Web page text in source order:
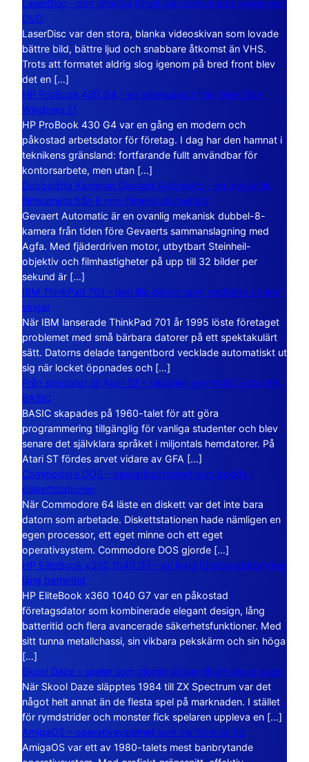
LaserDisc – den jättelika filmskivan som visade vägen mot
DVD
LaserDisc var den stora, blanka videoskivan som lovade
bättre bild, bättre ljud och snabbare åtkomst än VHS.
Trots att formatet aldrig slog igenom på bred front blev
det en […]
HP ProBook 430 G4 – en arbetsdator från tiden före
Windows 11
HP ProBook 430 G4 var en gång en modern och
påkostad arbetsdator för företag. I dag har den hamnat i
teknikens gränsland: fortfarande fullt användbar för
kontorsarbete, men utan […]
Dubbelåtta Kameran Gevaert Automatic – en mekanisk
filmkamera från 8 mm-filmens storhetstid
Gevaert Automatic är en ovanlig mekanisk dubbel-8-
kamera från tiden före Gevaerts sammanslagning med
Agfa. Med fjäderdriven motor, utbytbart Steinheil-
objektiv och filmhastigheter på upp till 32 bilder per
sekund är […]
IBM ThinkPad 701 – den lilla datorn som vecklade ut sina
vingar
När IBM lanserade ThinkPad 701 år 1995 löste företaget
problemet med små bärbara datorer på ett spektakulärt
sätt. Datorns delade tangentbord vecklade automatiskt ut
sig när locket öppnades och […]
Från stordator till Atari ST – historien om BASIC och GFA
BASIC
BASIC skapades på 1960-talet för att göra
programmering tillgänglig för vanliga studenter och blev
senare det självklara språket i miljontals hemdatorer. På
Atari ST fördes arvet vidare av GFA […]
Commodore DOS – operativsystemet som bodde i
diskettstationen
När Commodore 64 läste en diskett var det inte bara
datorn som arbetade. Diskettstationen hade nämligen en
egen processor, ett eget minne och ett eget
operativsystem. Commodore DOS gjorde […]
HP EliteBook x360 1040 G7 – en lyxig företagsdator med
lång batteritid
HP EliteBook x360 1040 G7 var en påkostad
företagsdator som kombinerade elegant design, lång
batteritid och flera avancerade säkerhetsfunktioner. Med
sitt tunna metallchassi, sin vikbara pekskärm och sin höga
[…]
Skool Daze – spelet som gjorde skolan till ett öppet kaos
När Skool Daze släpptes 1984 till ZX Spectrum var det
något helt annat än de flesta spel på marknaden. I stället
för rymdstrider och monster fick spelaren uppleva en […]
AmigaOS – operativsystemet som var före sin tid
AmigaOS var ett av 1980-talets mest banbrytande